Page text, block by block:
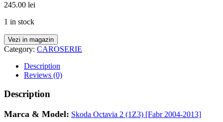
245.00 lei
1 in stock
Vezi in magazin
Category: CAROSERIE
Description
Reviews (0)
Description
Marca & Model: Skoda Octavia 2 (1Z3) [Fabr 2004-2013]